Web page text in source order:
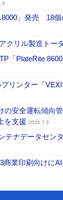
」発売 18個
クリル製造トー
「PlateRite
リンター「
安全運転傾向
を支援 2026.7.3
ナデータセン
業印刷向けに